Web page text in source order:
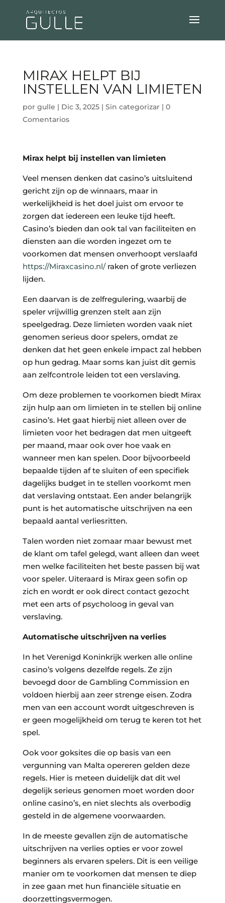
MIRAX HELPT BIJ
INSTELLEN VAN LIMIETEN
por gulle | Dic 3, 2025| Sin categorizar| 0
Comentarios
Mirax helpt bij instellen van limieten
Veel mensen denken dat casino’s uitsluitend
gericht zijn op de winnaars, maar in
werkelijkheid is het doel juist om ervoor te
zorgen dat iedereen een leuke tijd heeft.
Casino’s bieden dan ook tal van faciliteiten en
diensten aan die worden ingezet om te
voorkomen dat mensen onverhoopt verslaafd
https://Miraxcasino.nl/raken of grote verliezen
lijden.
Een daarvan is de zelfregulering, waarbij de
speler vrijwillig grenzen stelt aan zijn
speelgedrag. Deze limieten worden vaak niet
genomen serieus door spelers, omdat ze
denken dat het geen enkele impact zal hebben
op hun gedrag. Maar soms kan juist dit gemis
aan zelfcontrole leiden tot een verslaving.
Om deze problemen te voorkomen biedt Mirax
zijn hulp aan om limieten in te stellen bij online
casino’s. Het gaat hierbij niet alleen over de
limieten voor het bedragen dat men uitgeeft
per maand, maar ook over hoe vaak en
wanneer men kan spelen. Door bijvoorbeeld
bepaalde tijden af te sluiten of een specifiek
dagelijks budget in te stellen voorkomt men
dat verslaving ontstaat. Een ander belangrijk
punt is het automatische uitschrijven na een
bepaald aantal verliesritten.
Talen worden niet zomaar maar bewust met
de klant om tafel gelegd, want alleen dan weet
men welke faciliteiten het beste passen bij wat
voor speler. Uiteraard is Mirax geen sofin op
zich en wordt er ook direct contact gezocht
met een arts of psycholoog in geval van
verslaving.
Automatische uitschrijven na verlies
In het Verenigd Koninkrijk werken alle online
casino’s volgens dezelfde regels. Ze zijn
bevoegd door de Gambling Commission en
voldoen hierbij aan zeer strenge eisen. Zodra
men van een account wordt uitgeschreven is
er geen mogelijkheid om terug te keren tot het
spel.
Ook voor goksites die op basis van een
vergunning van Malta opereren gelden deze
regels. Hier is meteen duidelijk dat dit wel
degelijk serieus genomen moet worden door
online casino’s, en niet slechts als overbodig
gesteld in de algemene voorwaarden.
In de meeste gevallen zijn de automatische
uitschrijven na verlies opties er voor zowel
beginners als ervaren spelers. Dit is een veilige
manier om te voorkomen dat mensen te diep
in zee gaan met hun financiële situatie en
doorzettingsvermogen.